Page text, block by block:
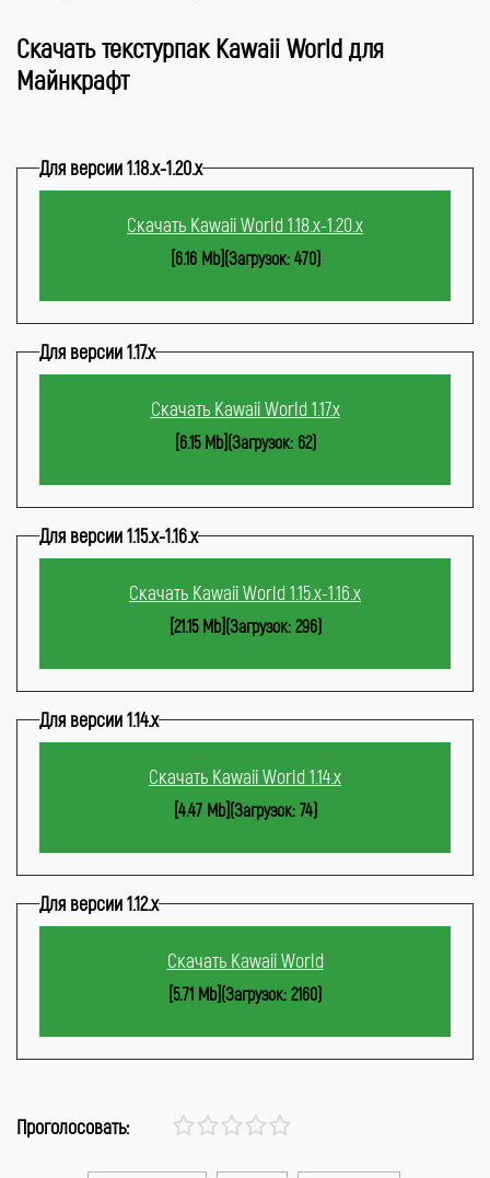
Скачать текстурпак Kawaii World для
Майнкрафт
Для версии 1.18.x-1.20.x
Скачать Kawaii World 1.18.x-1.20.x
[6.16 Mb](Загрузок: 470)
Для версии 1.17.x
Скачать Kawaii World 1.17.x
[6.15 Mb](Загрузок: 62)
Для версии 1.15.x-1.16.x
Скачать Kawaii World 1.15.x-1.16.x
[21.15 Mb](Загрузок: 296)
Для версии 1.14.x
Скачать Kawaii World 1.14.x
[4.47 Mb](Загрузок: 74)
Для версии 1.12.x
Скачать Kawaii World
[5.71 Mb](Загрузок: 2160)
Проголосовать: